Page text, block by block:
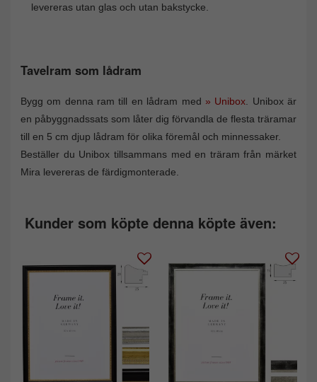
levereras utan glas och utan bakstycke.
Tavelram som lådram
Bygg om denna ram till en lådram med » Unibox . Unibox är
en påbyggnadssats som låter dig förvandla de flesta träramar
till en 5 cm djup lådram för olika föremål och minnessaker.
Beställer du Unibox tillsammans med en träram från märket
Mira levereras de färdigmonterade.
Kunder som köpte denna köpte även: